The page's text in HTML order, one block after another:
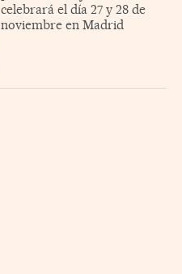
celebrará el día 27 y 28 de
noviembre en Madrid